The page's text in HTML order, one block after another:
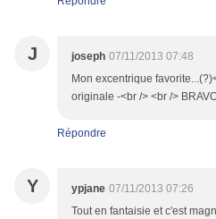
J joseph 07/11/2013 07:48
Mon excentrique
originale -<br /> <br />
Répondre
Y ypjane 07/11/2013 07:26
Tout en fantaisie et c'est